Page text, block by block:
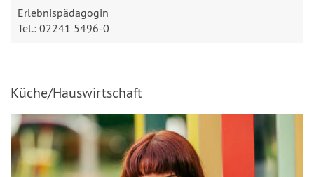
Erlebnispädagogin
Tel.: 02241 5496-0
Küche/Hauswirtschaft